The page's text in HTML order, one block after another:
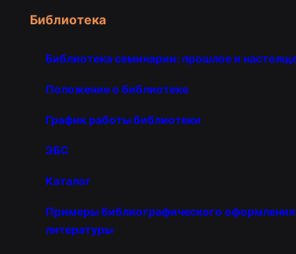
Библиотека
Библиотека семинарии: прошлое и
Положение о библиотеке
График работы библиотеки
ЭБС
Каталог
Примеры библиографического оформления
литературы